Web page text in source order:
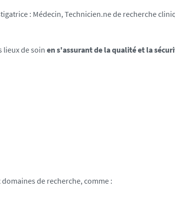
: Médecin, Technicien.ne de recherche
lieux de soin en s'assurant de la qualité et la
de recherche, comme :